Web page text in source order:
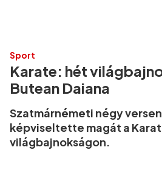
Sport
Karate: hét
Butean Daiana
Szatmárnémeti négy
képviseltette magát a
világbajnokságon.